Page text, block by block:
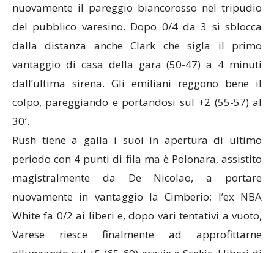
nuovamente il pareggio biancorosso nel tripudio
del pubblico varesino. Dopo 0/4 da 3 si sblocca
dalla distanza anche Clark che sigla il primo
vantaggio di casa della gara (50-47) a 4 minuti
dall’ultima sirena. Gli emiliani reggono bene il
colpo, pareggiando e portandosi sul +2 (55-57) al
30′.
Rush tiene a galla i suoi in apertura di ultimo
periodo con 4 punti di fila ma è Polonara, assistito
magistralmente da De Nicolao, a portare
nuovamente in vantaggio la Cimberio; l’ex NBA
White fa 0/2 ai liberi e, dopo vari tentativi a vuoto,
Varese riesce finalmente ad approfittarne